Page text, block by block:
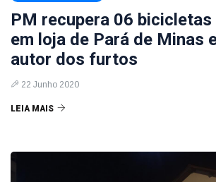
PM recupera 06
em loja de Pará de Minas
autor dos furtos
22 Junho 2020
LEIA MAIS